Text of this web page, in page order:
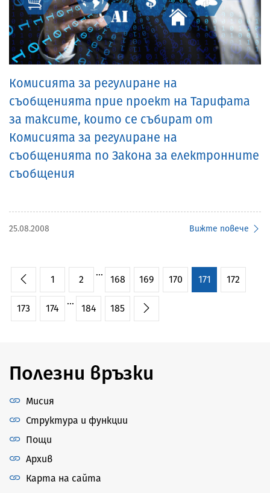
Комисията за регулиране на
съобщенията прие проект на Тарифата
за таксите, които се събират от
Комисията за регулиране на
съобщенията по Закона за електронните
съобщения
25.08.2008 Вижте повече
1 2
...
168 169 170 171 172
173 174
...
184 185
Полезни връзки
Мисия
Структура и функции
Пощи
Архив
Карта на сайта